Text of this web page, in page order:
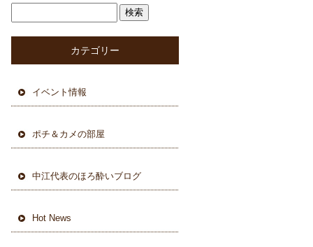
カテゴリー
イベント情報
ポチ＆カメの部屋
中江代表のほろ酔いブログ
Hot News